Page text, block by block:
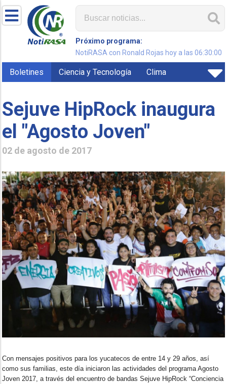
Próximo programa:
NotiRASA con Ronald Rojas hoy a las 06:30:00
Boletines Ciencia y Tecnología Clima
Sejuve HipRock inaugura
el "Agosto Joven"
02 de agosto de 2017
Con mensajes positivos para los yucatecos de entre 14 y 29 años, así
como sus familias, este díainiciaron las actividades del programa Agosto
Joven 2017, a través del encuentro de bandas Sejuve HipRock “Conciencia